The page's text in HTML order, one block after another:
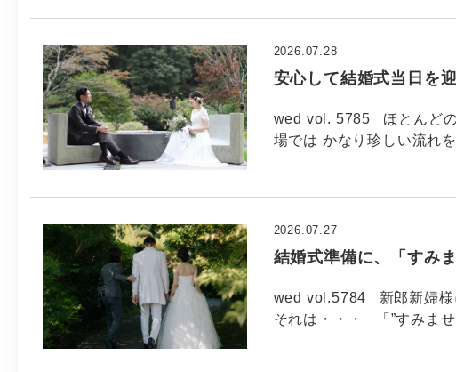
安心して結婚式当日を
2026.07.28
wed vol. 5785 ほとんど
場では かなり珍しい流れ
結婚式準備に、「すみ
2026.07.27
wed vol.5784 新郎新婦様
それは・・・ 「”すみま